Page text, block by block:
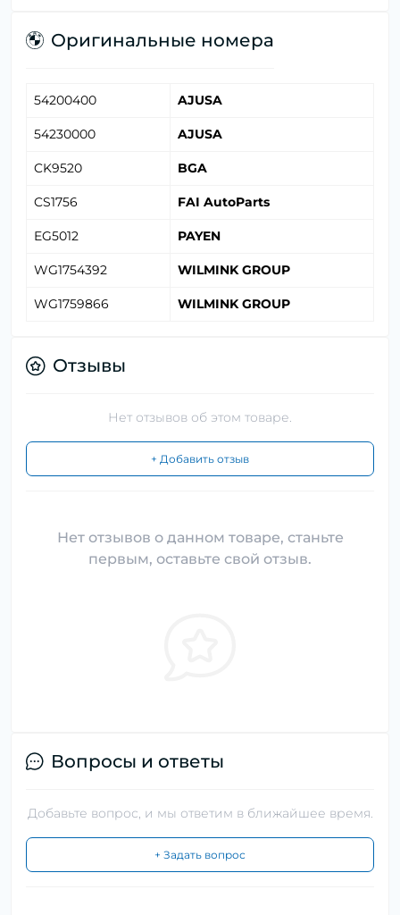
Оригинальные номера
54200400 AJUSA
54230000 AJUSA
CK9520 BGA
CS1756 FAI AutoParts
EG5012 PAYEN
WG1754392 WILMINK GROUP
WG1759866 WILMINK GROUP
Отзывы
Нет отзывов об этом товаре.
+ Добавить отзыв
Нет отзывов о данном товаре, станьте
первым, оставьте свой отзыв.
Вопросы и ответы
Добавьте вопрос, и мы ответим в ближайшее время.
+ Задать вопрос